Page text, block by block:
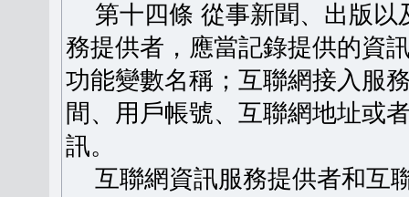
第十四條 從事新聞、出版以
務提供者，應當記錄提供的資
功能變數名稱；互聯網接入服
間、用戶帳號、互聯網地址或
訊。
互聯網資訊服務提供者和互